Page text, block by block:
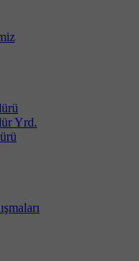
Yrd.